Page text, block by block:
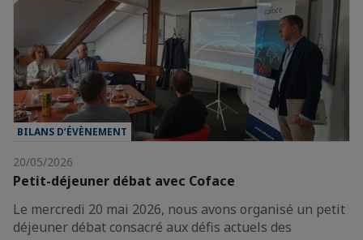
BILANS D’ÉVÈNEMENT
20/05/2026
Petit-déjeuner débat avec Coface
Le mercredi 20 mai 2026, nous avons organisé un petit
déjeuner débat consacré aux défis actuels des